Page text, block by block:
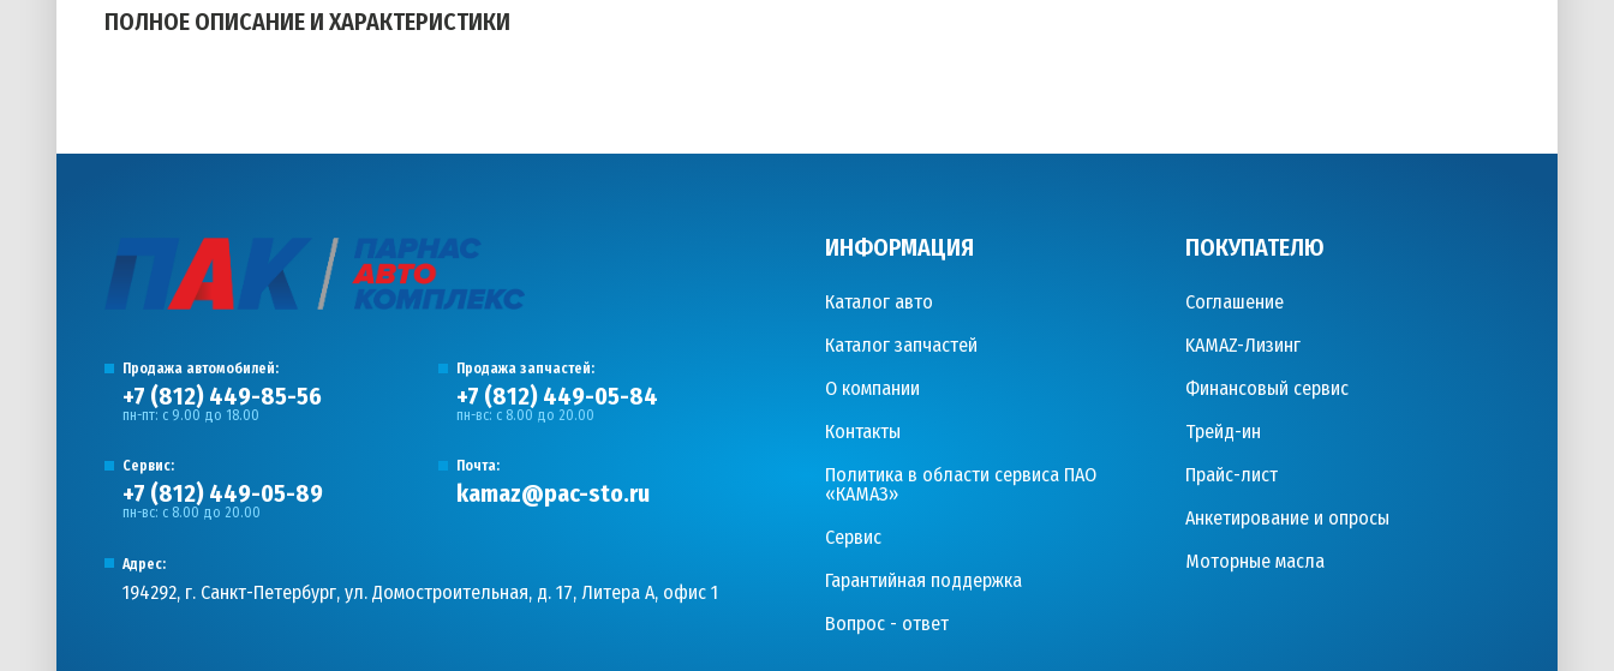
ПОЛНОЕ ОПИСАНИЕ И ХАРАКТЕРИСТИКИ
Продажа автомобилей:
+7 (812) 449-85-56
пн-пт: с 9.00 до 18.00
Продажа запчастей:
+7 (812) 449-05-84
пн-вс: с 8.00 до 20.00
Сервис:
+7 (812) 449-05-89
пн-вс: с 8.00 до 20.00
Почта:
kamaz@pac-sto.ru
Адрес:
194292, г. Санкт-Петербург, ул. Домостроительная, д. 17, Литера А, офис 1
ИНФОРМАЦИЯ
Каталог авто
Каталог запчастей
О компании
Контакты
Политика в области сервиса ПАО
«КАМАЗ»
Сервис
Гарантийная поддержка
Вопрос - ответ
ПОКУПАТЕЛЮ
Соглашение
KAMAZ-Лизинг
Финансовый сервис
Трейд-ин
Прайс-лист
Анкетирование и опросы
Моторные масла